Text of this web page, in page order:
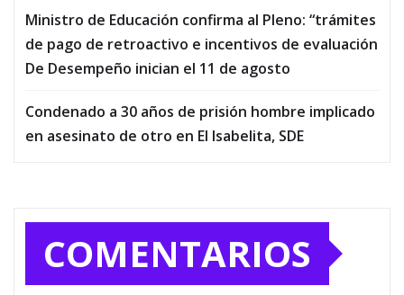
Ministro de Educación confirma al Pleno: “trámites
de pago de retroactivo e incentivos de evaluación
De Desempeño inician el 11 de agosto
Condenado a 30 años de prisión hombre implicado
en asesinato de otro en El Isabelita, SDE
COMENTARIOS